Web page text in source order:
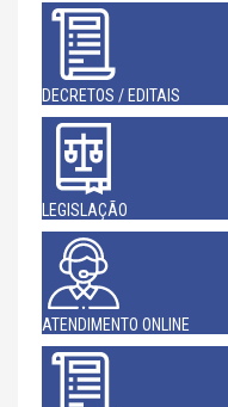
DECRETOS / EDITAIS
LEGISLAÇÃO
ATENDIMENTO ONLINE